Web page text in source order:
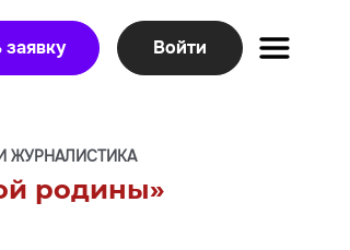
заявку Войти
ЖУРНАЛИСТИКА
родины»